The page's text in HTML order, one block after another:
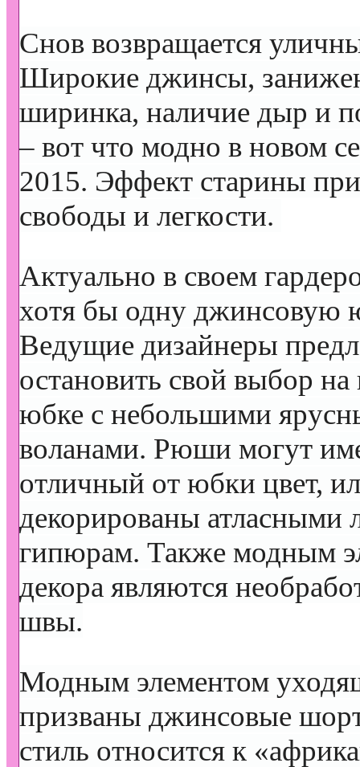
Снов возвращается
Широкие джинсы,
ширинка, наличие дыр и
– вот что модно в новом
2015. Эффект старины
свободы и легкости.
Актуально в своем
хотя бы одну джинсовую
Ведущие дизайнеры
остановить свой выбор на
юбке с небольшими
воланами. Рюши могут
отличный от юбки цвет,
декорированы атласными
гипюрам. Также модным
декора являются
швы.
Модным элементом
призваны джинсовые
стиль относится к